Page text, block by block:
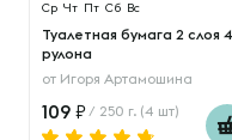
Ср Чт Пт Сб Вс
Туалетная бумага 2 слоя 4
рулона
от Игоря Артамошина
109 / 250 г. (4 шт)